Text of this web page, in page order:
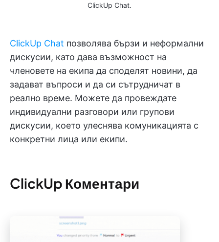
ClickUp Chat.
ClickUp Chat позволява бързи и неформални
дискусии, като дава възможност на
членовете на екипа да споделят новини, да
задават въпроси и да си сътрудничат в
реално време. Можете да провеждате
индивидуални разговори или групови
дискусии, което улеснява комуникацията с
конкретни лица или екипи.
ClickUp Коментари